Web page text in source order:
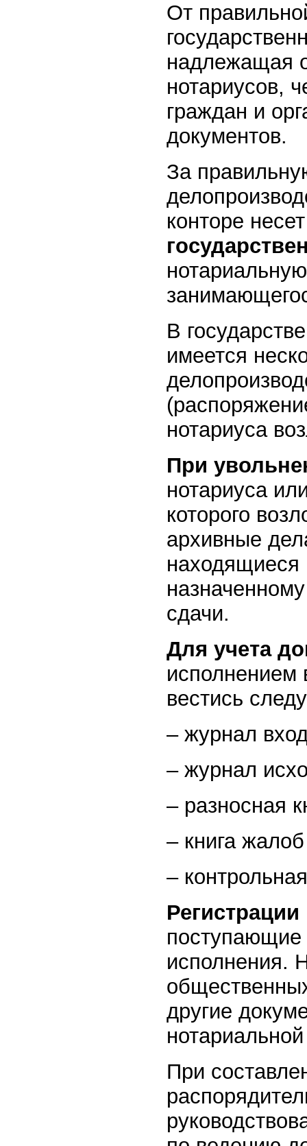
От
надлежащая
нотариусов,
граждан и
документов.
За
конторе
В
имеется
нотариуса
При
нотариуса
которого
архивные
находящиеся
сдачи.
Для учета
исполнением
вестись
– журнал
– журнал
– разносная
– книга
–
поступающие
исполнения.
другие
При